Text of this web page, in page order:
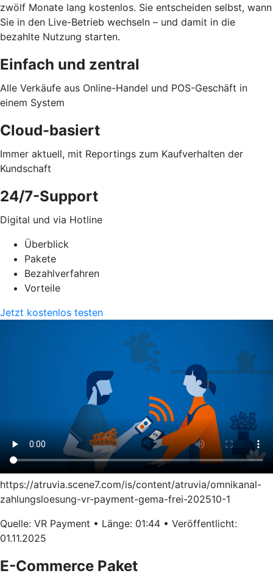
zwölf Monate lang kostenlos. Sie entscheiden selbst, wann
Sie in den Live-Betrieb wechseln – und damit in die
bezahlte Nutzung starten.
Einfach und zentral
Alle Verkäufe aus Online-Handel und POS-Geschäft in
einem System
Cloud-basiert
Immer aktuell, mit Reportings zum Kaufverhalten der
Kundschaft
24/7-Support
Digital und via Hotline
Überblick
Pakete
Bezahlverfahren
Vorteile
Jetzt kostenlos testen
https://atruvia.scene7.com/is/content/atruvia/omnikanal-
zahlungsloesung-vr-payment-gema-frei-202510-1
Quelle: VR Payment • Länge: 01:44 • Veröffentlicht:
01.11.2025
E-Commerce Paket